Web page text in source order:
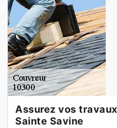
Assurez vos
Sainte Savine